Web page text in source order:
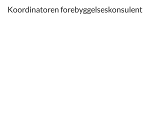
Koordinatoren forebyggelseskonsulent